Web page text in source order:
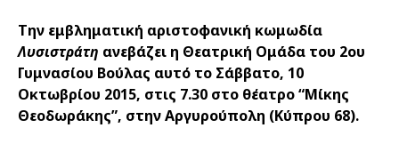
Την εμβληματική αριστοφανική κωμωδία
Λυσιστράτη ανεβάζει η Θεατρική Ομάδα του 2ου
Γυμνασίου Βούλας αυτό το Σάββατο, 10
Οκτωβρίου 2015, στις 7.30 στο θέατρο “Μίκης
Θεοδωράκης”, στην Αργυρούπολη (Κύπρου 68).